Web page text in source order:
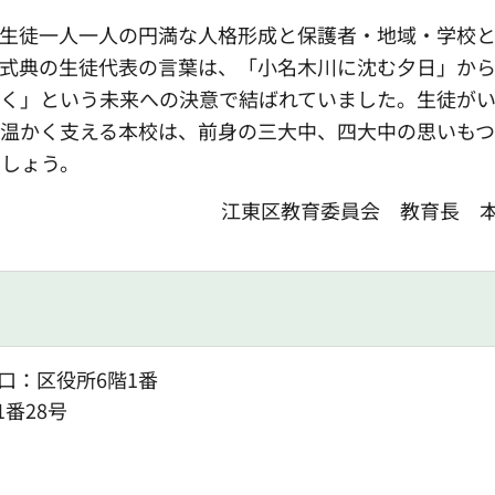
一人一人の円満な人格形成と保護者・地域・学校
典の生徒代表の言葉は、「小名木川に沈む夕日」か
」という未来への決意で結ばれていました。生徒が
かく支える本校は、前身の三大中、四大中の思いも
ょう。
江東区教育委員会 教育長
：区役所6階1番
28号